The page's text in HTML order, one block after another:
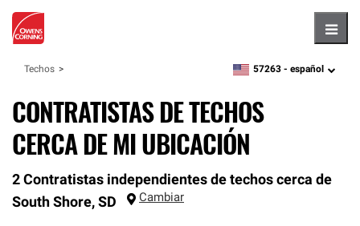
Techos zipcode,language
57263 - español
CONTRATISTAS DE TECHOS
CERCA DE MI UBICACIÓN
2 Contratistas independientes de techos cerca de
South Shore, SD Cambiar